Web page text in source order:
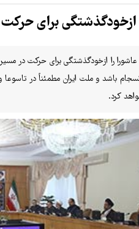
ازخودگذشتگی برای
را ازخودگذشتگی برای حرکت در
باشد و ملت ایران مطمئناً در
کرد.